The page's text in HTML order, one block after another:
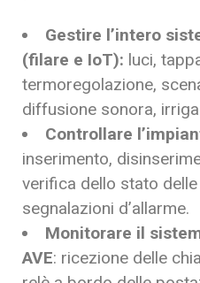
Gestire l’intero
(filare e IoT): luci,
termoregolazione,
diffusione sonora,
Controllare
inserimento,
verifica dello stato
segnalazioni d’allarme.
Monitorare il
AVE: ricezione delle